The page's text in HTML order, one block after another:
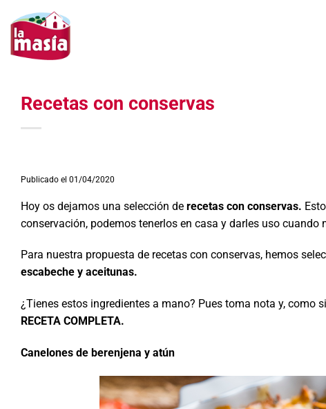
contenido
Recetas con conservas
Publicado el 01/04/2020
Hoy os dejamos una selección de recetas con conservas.
conservación, podemos tenerlos en casa y darles uso cuando
Para nuestra propuesta de recetas con conservas, hemos
escabeche y aceitunas.
¿Tienes estos ingredientes a mano? Pues toma nota y, como
RECETA COMPLETA.
Canelones de berenjena y atún